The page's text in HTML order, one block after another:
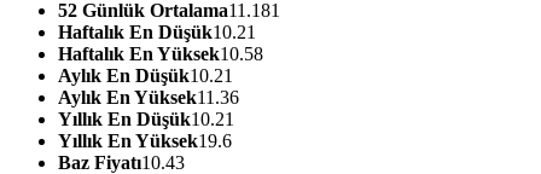
52 Günlük Ortalama11.181
Haftalık En Düşük10.21
Haftalık En Yüksek10.58
Aylık En Düşük10.21
Aylık En Yüksek11.36
Yıllık En Düşük10.21
Yıllık En Yüksek19.6
Baz Fiyatı10.43